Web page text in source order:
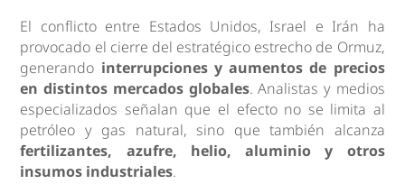
El conflicto entre Estados Unidos, Israel e Irán ha
provocado el cierre del estratégico estrecho de Ormuz,
generando interrupciones y aumentos de precios
en distintos mercados globales. Analistas y medios
especializados señalan que el efecto no se limita al
petróleo y gas natural, sino que también alcanza
fertilizantes, azufre, helio, aluminio y otros
insumos industriales.